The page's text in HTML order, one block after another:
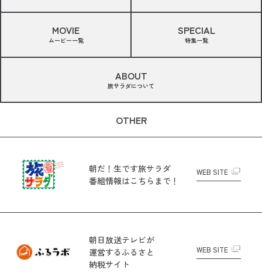
MOVIE
ムービー一覧
SPECIAL
特集一覧
ABOUT
旅サラダについて
OTHER
朝だ！生です旅サラダ
番組情報はこちらまで！
WEB SITE
朝日放送テレビが
運営するふるさと
納税サイト
WEB SITE